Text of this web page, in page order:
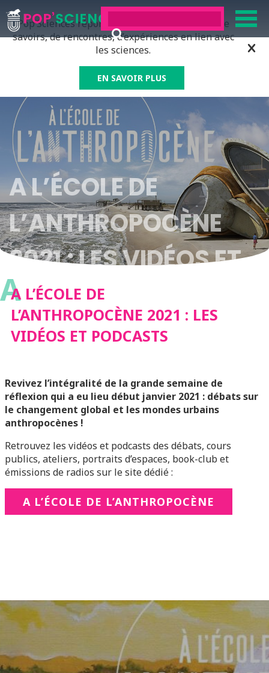
Pop’Sciences répond à tous ceux qui ont soif de
savoirs, de rencontres, d’expériences en lien avec
les sciences.
EN SAVOIR PLUS
A L’ÉCOLE DE
L’ANTHROPOCÈNE
2021 : LES VIDÉOS ET
PODCASTS
AA L’ÉCOLE DE
L’ANTHROPOCÈNE 2021 : LES
VIDÉOS ET PODCASTS
Revivez l’intégralité de la grande semaine de
réflexion qui a eu lieu début janvier 2021 : débats sur
le changement global et les mondes urbains
anthropocènes !
Retrouvez les vidéos et podcasts des débats, cours
publics, ateliers, portraits d’espaces, book-club et
émissions de radios sur le site dédié :
A L’ÉCOLE DE L’ANTHROPOCÈNE